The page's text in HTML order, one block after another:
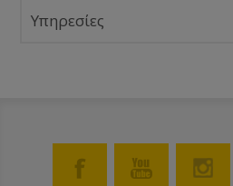
Υπηρεσίες